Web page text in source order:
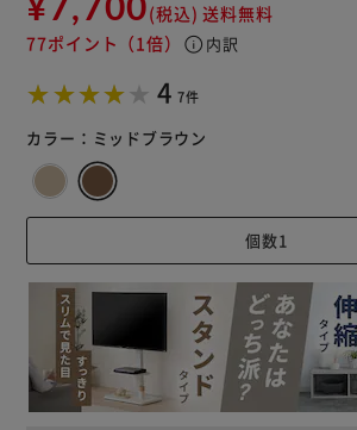
(税込) 送料無料
77ポイント （1倍） info 内訳
4 7件
カラー： ミッドブラウン
※ご確認ください